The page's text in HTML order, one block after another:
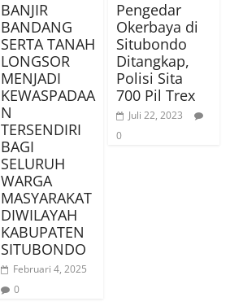
BANJIR
BANDANG
SERTA TANAH
LONGSOR
MENJADI
KEWASPADAA
N
TERSENDIRI
BAGI
SELURUH
WARGA
MASYARAKAT
DIWILAYAH
KABUPATEN
SITUBONDO
Februari 4, 2025
0
Pengedar
Okerbaya di
Situbondo
Ditangkap,
Polisi Sita
700 Pil Trex
Juli 22, 2023
0